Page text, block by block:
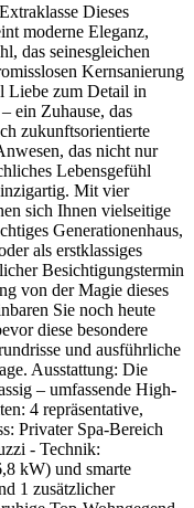
Dieses
moderne Eleganz,
das seinesgleichen
Kernsanierung
Liebe zum Detail in
ein Zuhause, das
zukunftsorientierte
das nicht nur
Lebensgefühl
Mit vier
sich Ihnen vielseitige
Generationenhaus,
als erstklassiges
Besichtigungstermin
von der Magie dieses
Sie noch heute
diese besondere
und ausführliche
Ausstattung: Die
– umfassende High-
4 repräsentative,
Privater Spa-Bereich
- Technik:
kW) und smarte
1 zusätzlicher